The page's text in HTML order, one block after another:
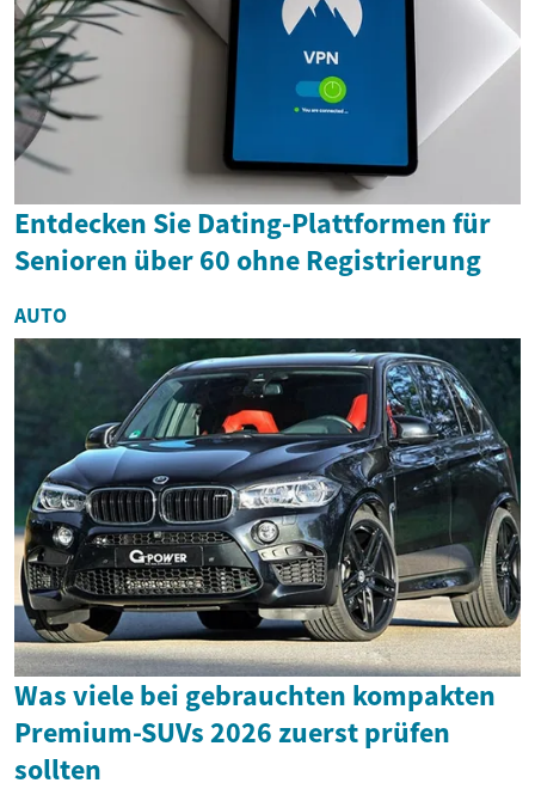
Entdecken Sie Dating-Plattformen für
Senioren über 60 ohne Registrierung
AUTO
Was viele bei gebrauchten kompakten
Premium-SUVs 2026 zuerst prüfen
sollten